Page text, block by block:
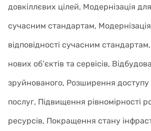
довкіллєвих цілей, Модернізація для
сучасним стандартам,
відповідності сучасним
нових об’єктів та сервісів,
зруйнованого, Розширення доступу
послуг, Підвищення рівномірності
ресурсів, Покращення стану